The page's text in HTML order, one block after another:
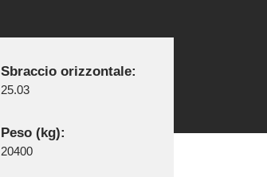
Sbraccio orizzontale:
25.03
Peso (kg):
20400